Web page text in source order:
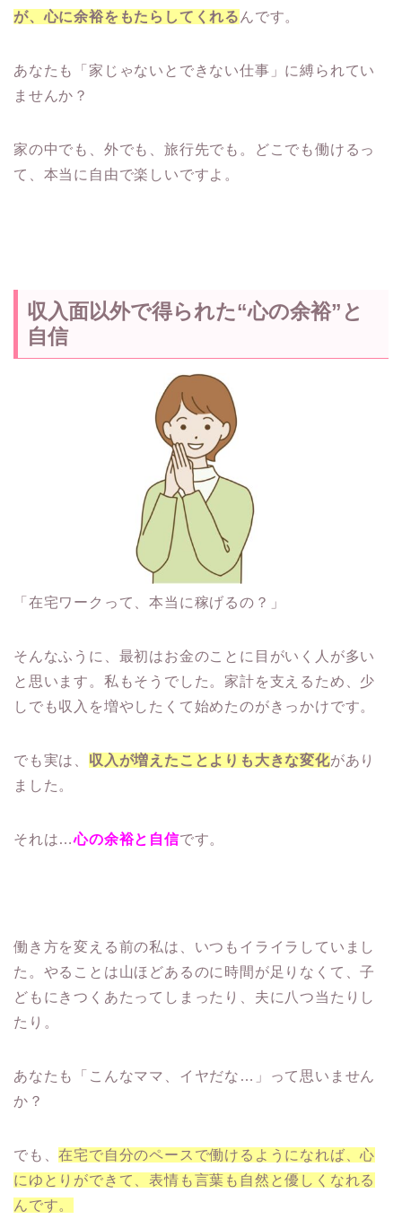
が、心に余裕をもたらしてくれる んです。
あなたも「家じゃないとできない仕事」に縛られてい
ませんか？
家の中でも、外でも、旅行先でも。どこでも働けるっ
て、本当に自由で楽しいですよ。
収入面以外で得られた“心の余裕”と
自信
「在宅ワークって、本当に稼げるの？」
そんなふうに、最初はお金のことに目がいく人が多い
と思います。私もそうでした。家計を支えるため、少
しでも収入を増やしたくて始めたのがきっかけです。
でも実は、 収入が増えたことよりも大きな変化があり
ました。
それは…心の余裕と自信です。
働き方を変える前の私は、いつもイライラしていまし
た。やることは山ほどあるのに時間が足りなくて、子
どもにきつくあたってしまったり、夫に八つ当たりし
たり。
あなたも「こんなママ、イヤだな…」って思いません
か？
でも、在宅で自分のペースで働けるようになれば、心
にゆとりができて、表情も言葉も自然と優しくなれる
んです。